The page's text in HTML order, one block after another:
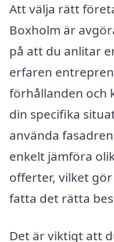
Att välja rätt
Boxholm är
på att du anlitar
erfaren
förhållanden och
din specifika
använda
enkelt jämföra
offerter, vilket
fatta det rätta
Det är viktigt att